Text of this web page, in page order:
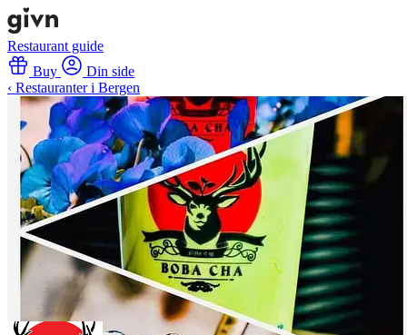
Restaurant guide
Buy
Din side
‹ Restauranter i Bergen